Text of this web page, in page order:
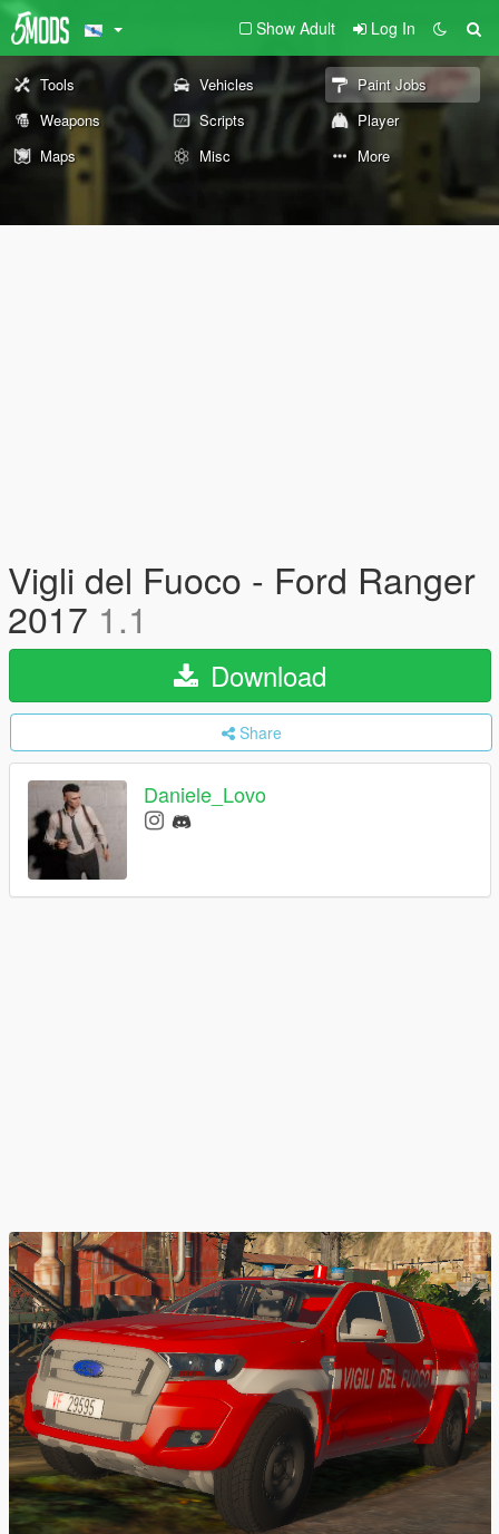
Show Adult Log In
Tools Vehicles
Paint Jobs
Weapons
Scripts
Player
Maps
Misc More
Vigli del Fuoco - Ford Ranger
2017 1.1
Download
Share
Daniele_Lovo